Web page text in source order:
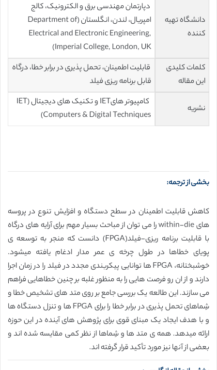
دانشگاه تهیه
کننده
دپارتمان مهندسی برق و الکترونیک، کالج
امپریال، لندن، انگلستان (Department of
Electrical and Electronic Engineering,
Imperial College, London, UK)
کلمات کلیدی
این مقاله
قابلیت اطمینان، تحمل پذیری در برابر خطا، درگاه
قابل برنامه ریزی فیلد
نشریه
کامپیوتر هایIET و تکنیک های دیجیتال (IET
Computers & Digital Techniques)
بخشی از ترجمه:
کاهش قابلیت اطمینان در سطح دستگاه و افزایش تنوع در پروسه
های within-die را می توان از مباحث بسیار مهم برای آرایه های درگاه
با قابلیت برنامه ریزی-فیلد(FPGA) دانست که منجر به توسعه ی
پویای خطاها در طول چرخه ی عمر مدار ادغام یافته میشود.
خوشبختانه، FPGA ها توانایی پیکربندی مجدد در فیلد را در زمان اجرا
دارند و از ان رو فرصت هایی را به منظور غلبه بر چنین خطاهایی فراهم
می سازند. این طالعه یک بررسی جامع بر روی متد های تشخیص خطا و
شِماهای تحمل پذیری در برابر خطا را برای FPGA ها و تنزل دستگاه ها
و با هدف ایجاد یک مبنای قوی برای پژوهش های آینده در این حوزه
ارائه میدهد. همه ی متد ها و شِماها از نظر کمی مقایسه شده اند و
بعضی از آنها نیز مورد تأکید قرار گرفته اند.